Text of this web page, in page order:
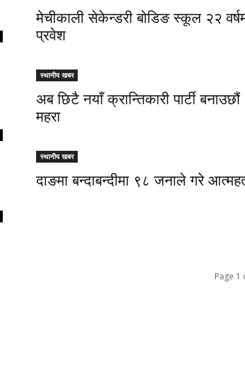
मेचीकाली सेकेन्डरी बोडिङ स्कूल २२
प्रवेश
स्थानीय खबर
अब छिटै नयाँ क्रान्तिकारी पार्टी बनाउछौं
महरा
स्थानीय खबर
दाङमा बन्दाबन्दीमा ९८ जनाले गरे
Page 1